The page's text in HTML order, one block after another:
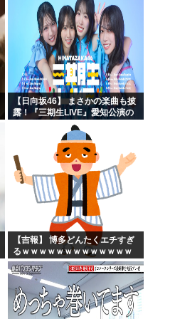
【日向坂46】 まさかの楽曲も披
露！『三期生LIVE』愛知公演の
【吉報】 博多どんたくエチすぎ
るｗｗｗｗｗｗｗｗｗｗｗｗｗ
ｗｗ